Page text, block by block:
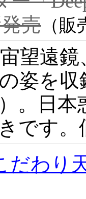
売 （
望遠
姿を
。日
です。
だわり